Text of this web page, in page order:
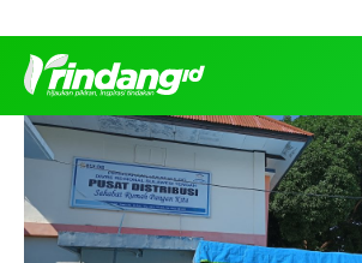
ke
konten